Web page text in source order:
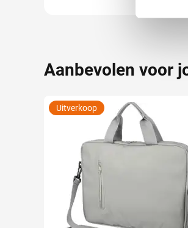
Aanbevolen voor
Uitverkoop